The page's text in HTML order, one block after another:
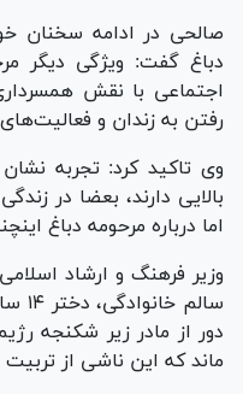
صالحی در ادامه سخنان
دباغ گفت: ویژگی دیگر
اجتماعی با نقش
رفتن به زندان و
وی تاکید کرد: تجربه
بالایی دارند، بعضا در
اما درباره مرحومه دباغ
وزیر فرهنگ و ارشاد
دور از مادر زیر شکنجه
ماند که این ناشی از